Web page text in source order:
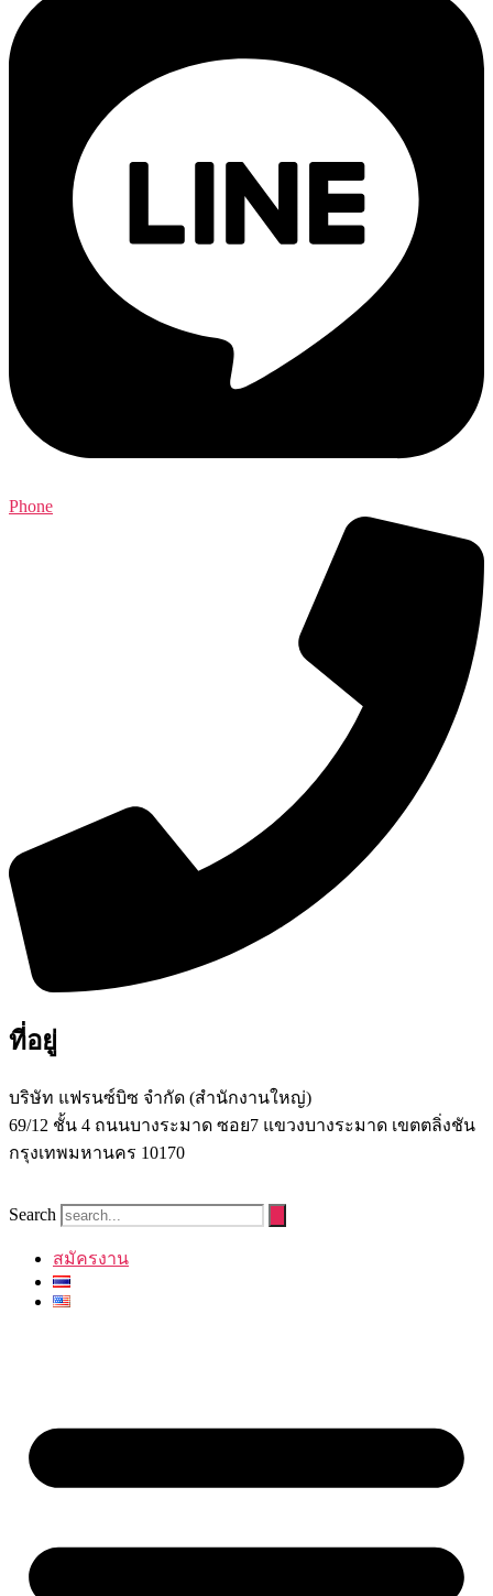
Phone
ที่อยู่
บริษัท แฟรนซ์บิซ จํากัด (สํานักงานใหญ่)
69/12 ชั้น 4 ถนนบางระมาด ซอย7 แขวงบางระมาด เขตตลิ่งชัน
กรุงเทพมหานคร 10170
Search
สมัครงาน